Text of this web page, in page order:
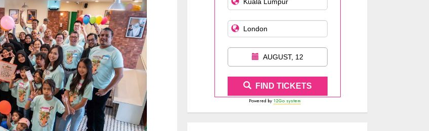
AUGUST, 12
FIND TICKETS
Powered by 12Go system